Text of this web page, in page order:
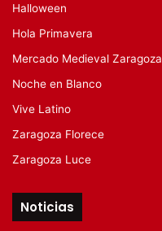
Halloween
Hola Primavera
Mercado Medieval Zaragoza
Noche en Blanco
Vive Latino
Zaragoza Florece
Zaragoza Luce
Noticias